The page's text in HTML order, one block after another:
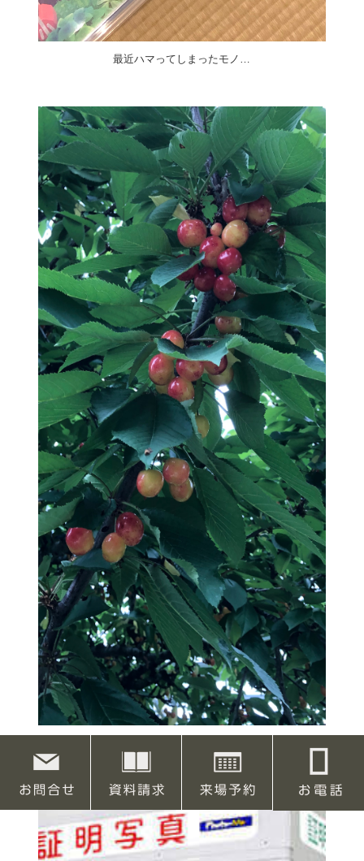
最近ハマってしまったモノ…